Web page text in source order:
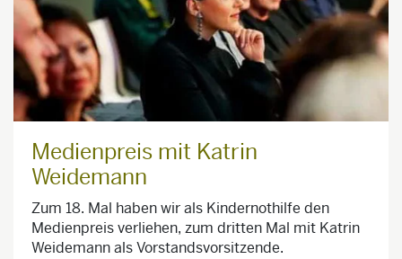
Medienpreis mit Katrin
Weidemann
Zum 18. Mal haben wir als Kindernothilfe den
Medienpreis verliehen, zum dritten Mal mit Katrin
Weidemann als Vorstandsvorsitzende.